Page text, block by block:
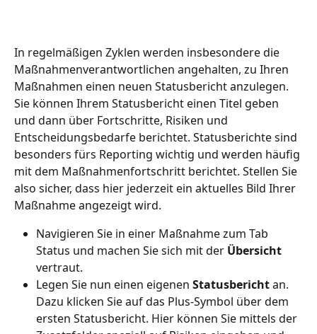
In regelmäßigen Zyklen werden insbesondere die
Maßnahmenverantwortlichen angehalten, zu Ihren
Maßnahmen einen neuen Statusbericht anzulegen.
Sie können Ihrem Statusbericht einen Titel geben
und dann über Fortschritte, Risiken und
Entscheidungsbedarfe berichtet. Statusberichte sind
besonders fürs Reporting wichtig und werden häufig
mit dem Maßnahmenfortschritt berichtet. Stellen Sie
also sicher, dass hier jederzeit ein aktuelles Bild Ihrer
Maßnahme angezeigt wird.
Navigieren Sie in einer Maßnahme zum Tab
Status und machen Sie sich mit der Übersicht
vertraut.
Legen Sie nun einen eigenen Statusbericht an.
Dazu klicken Sie auf das Plus-Symbol über dem
ersten Statusbericht. Hier können Sie mittels der